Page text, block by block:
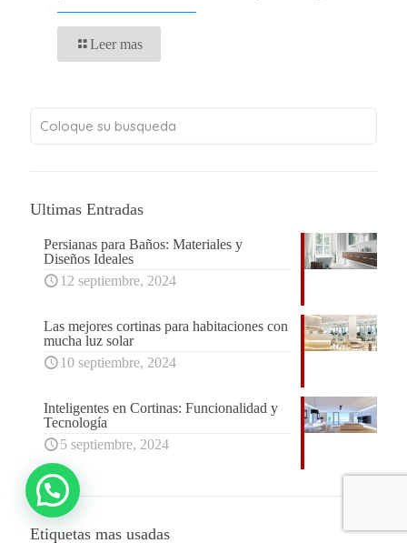
Leer mas
Ultimas Entradas
Persianas para Baños: Materiales y
Diseños Ideales
12 septiembre, 2024
Las mejores cortinas para habitaciones con
mucha luz solar
10 septiembre, 2024
Inteligentes en Cortinas: Funcionalidad y
Tecnología
5 septiembre, 2024
Etiquetas mas usadas